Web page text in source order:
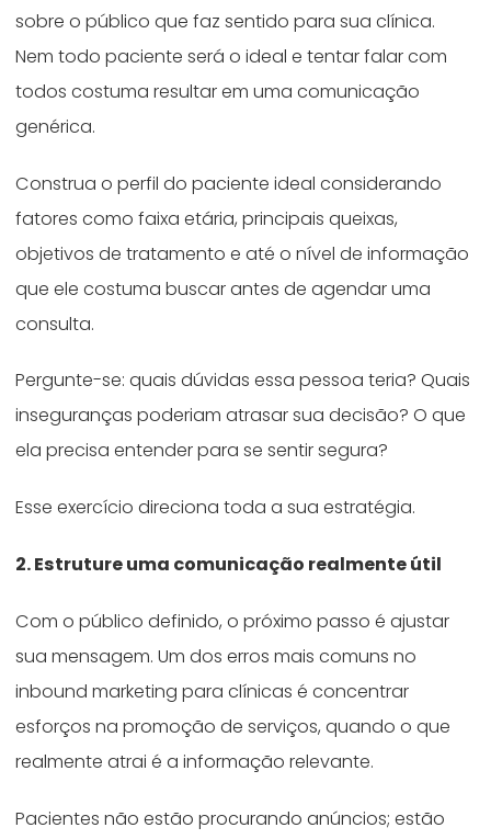
sobre o público que faz sentido para sua clínica.
Nem todo paciente será o ideal e tentar falar com
todos costuma resultar em uma comunicação
genérica.
Construa o perfil do paciente ideal considerando
fatores como faixa etária, principais queixas,
objetivos de tratamento e até o nível de informação
que ele costuma buscar antes de agendar uma
consulta.
Pergunte-se: quais dúvidas essa pessoa teria? Quais
inseguranças poderiam atrasar sua decisão? O que
ela precisa entender para se sentir segura?
Esse exercício direciona toda a sua estratégia.
2. Estruture uma comunicação realmente útil
Com o público definido, o próximo passo é ajustar
sua mensagem. Um dos erros mais comuns no
inbound marketing para clínicas é concentrar
esforços na promoção de serviços, quando o que
realmente atrai é a informação relevante.
Pacientes não estão procurando anúncios; estão